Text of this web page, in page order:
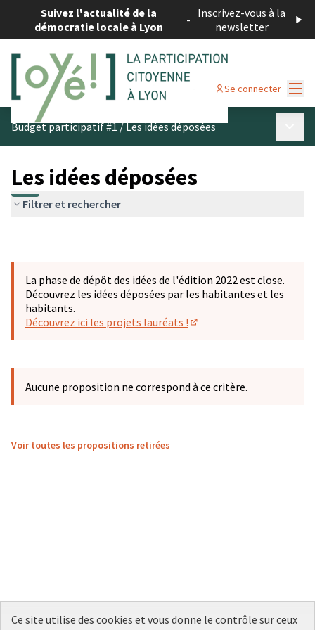
Suivez l'actualité de la
démocratie locale à Lyon
- Inscrivez-vous à la
newsletter
Se connecter
Budget participatif #1/Les idées déposées
Les idées déposées
Filtrer et rechercher
La phase de dépôt des idées de l'édition 2022 est close.
Découvrez les idées déposées par les habitantes et les
habitants.
Découvrez ici les projets lauréats !
Aucune proposition ne correspond à ce critère.
Voir toutes les propositions retirées
Ce site utilise des cookies et vous donne le contrôle sur ceux